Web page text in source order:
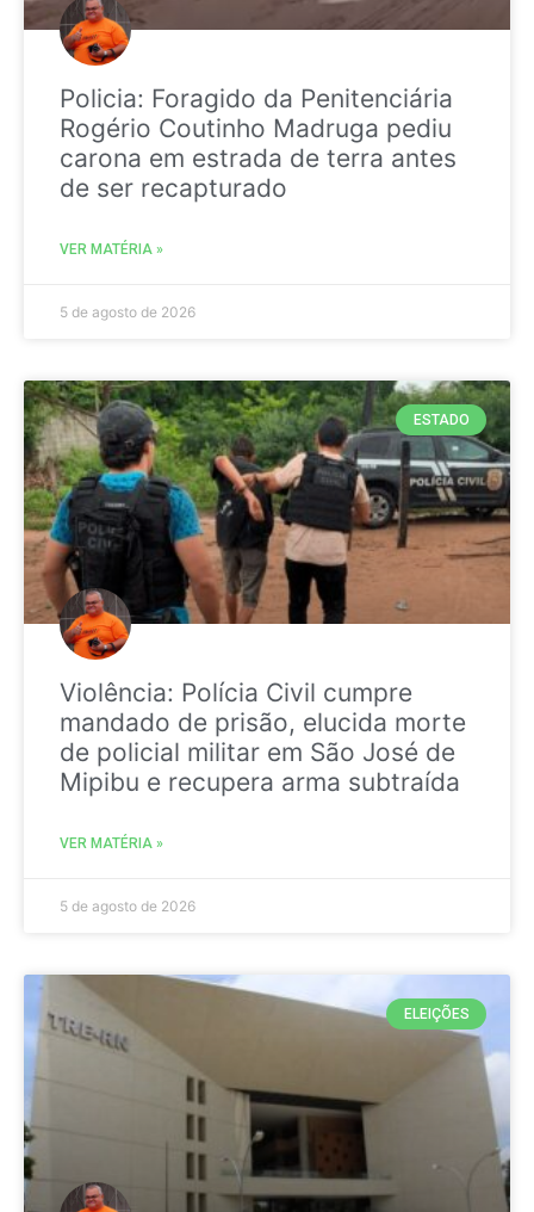
Policia: Foragido da Penitenciária
Rogério Coutinho Madruga pediu
carona em estrada de terra antes
de ser recapturado
VER MATÉRIA »
5 de agosto de 2026
ESTADO
Violência: Polícia Civil cumpre
mandado de prisão, elucida morte
de policial militar em São José de
Mipibu e recupera arma subtraída
VER MATÉRIA »
5 de agosto de 2026
ELEIÇÕES